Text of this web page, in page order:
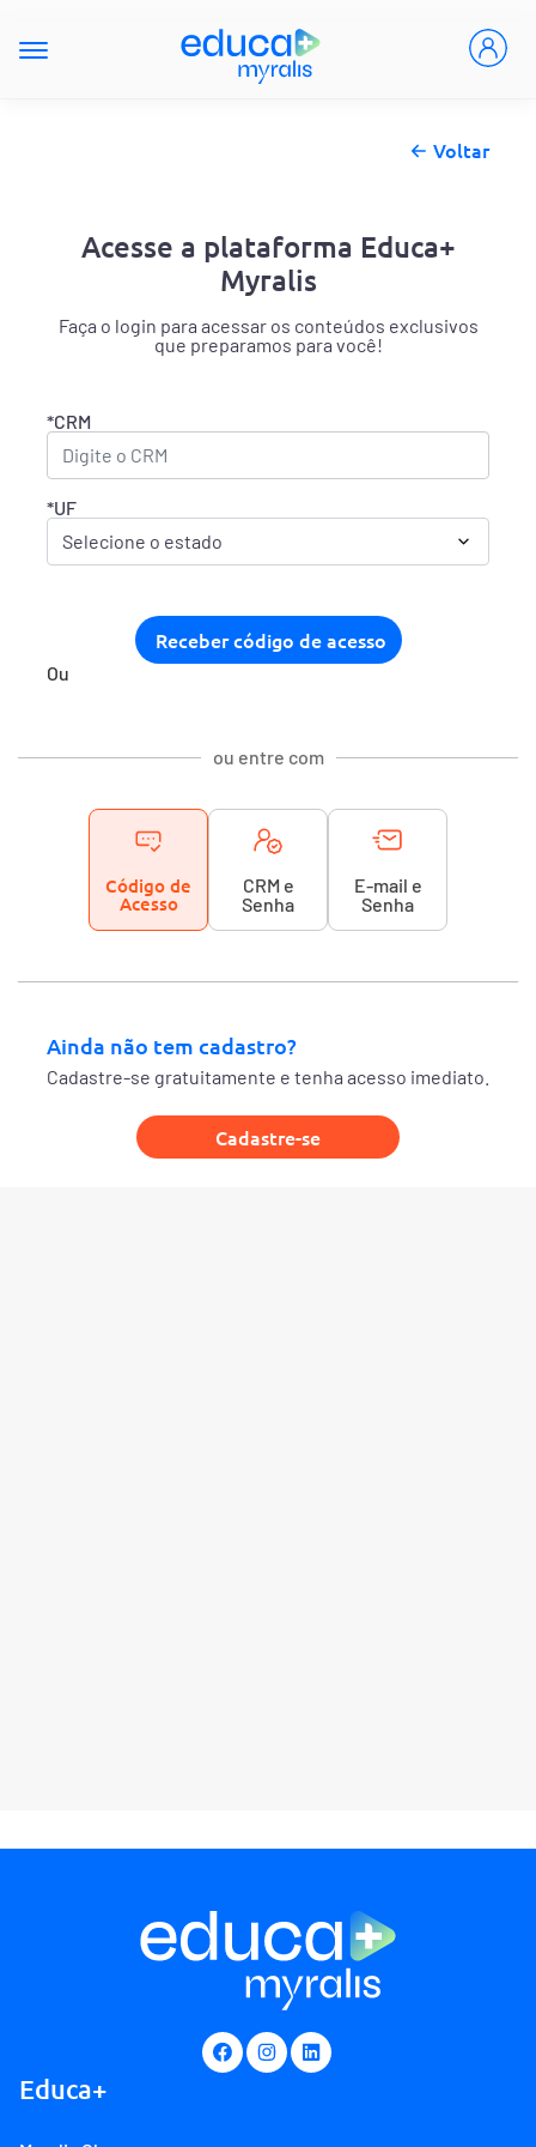
Voltar
Acesse a plataforma Educa+
Myralis
Faça o login para acessar os conteúdos exclusivos
que preparamos para você!
*CRM
*UF
Ou
ou entre com
Código de
Acesso
CRM e
Senha
E-mail e
Senha
Ainda não tem cadastro?
Cadastre-se gratuitamente e tenha acesso imediato.
Cadastre-se
Educa+